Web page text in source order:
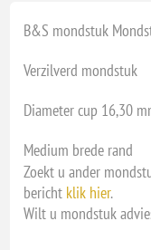
B&S mondstuk
Verzilverd mondstuk
Diameter cup 16,30
Medium brede rand
Zoekt u ander
bericht klik hier.
Wilt u mondstuk